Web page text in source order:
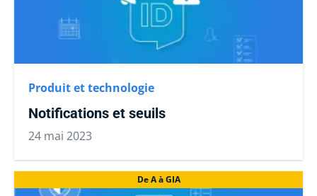
Produit et technologie
Notifications et seuils
24 mai 2023
De A à GIA